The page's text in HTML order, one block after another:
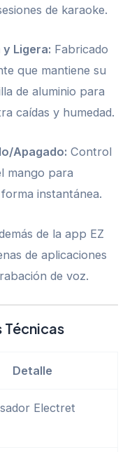
de karaoke.
Ligera: Fabricado
que mantiene su
de aluminio para
caídas y humedad.
Apagado: Control
mango para
instantánea.
de la app EZ
de aplicaciones
de voz.
Detalle
Electret